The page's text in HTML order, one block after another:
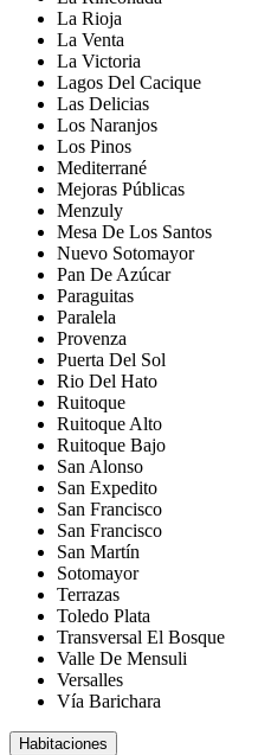
La Rioja
La Venta
La Victoria
Lagos Del Cacique
Las Delicias
Los Naranjos
Los Pinos
Mediterrané
Mejoras Públicas
Menzuly
Mesa De Los Santos
Nuevo Sotomayor
Pan De Azúcar
Paraguitas
Paralela
Provenza
Puerta Del Sol
Rio Del Hato
Ruitoque
Ruitoque Alto
Ruitoque Bajo
San Alonso
San Expedito
San Francisco
San Francisco
San Martín
Sotomayor
Terrazas
Toledo Plata
Transversal El Bosque
Valle De Mensuli
Versalles
Vía Barichara
Habitaciones